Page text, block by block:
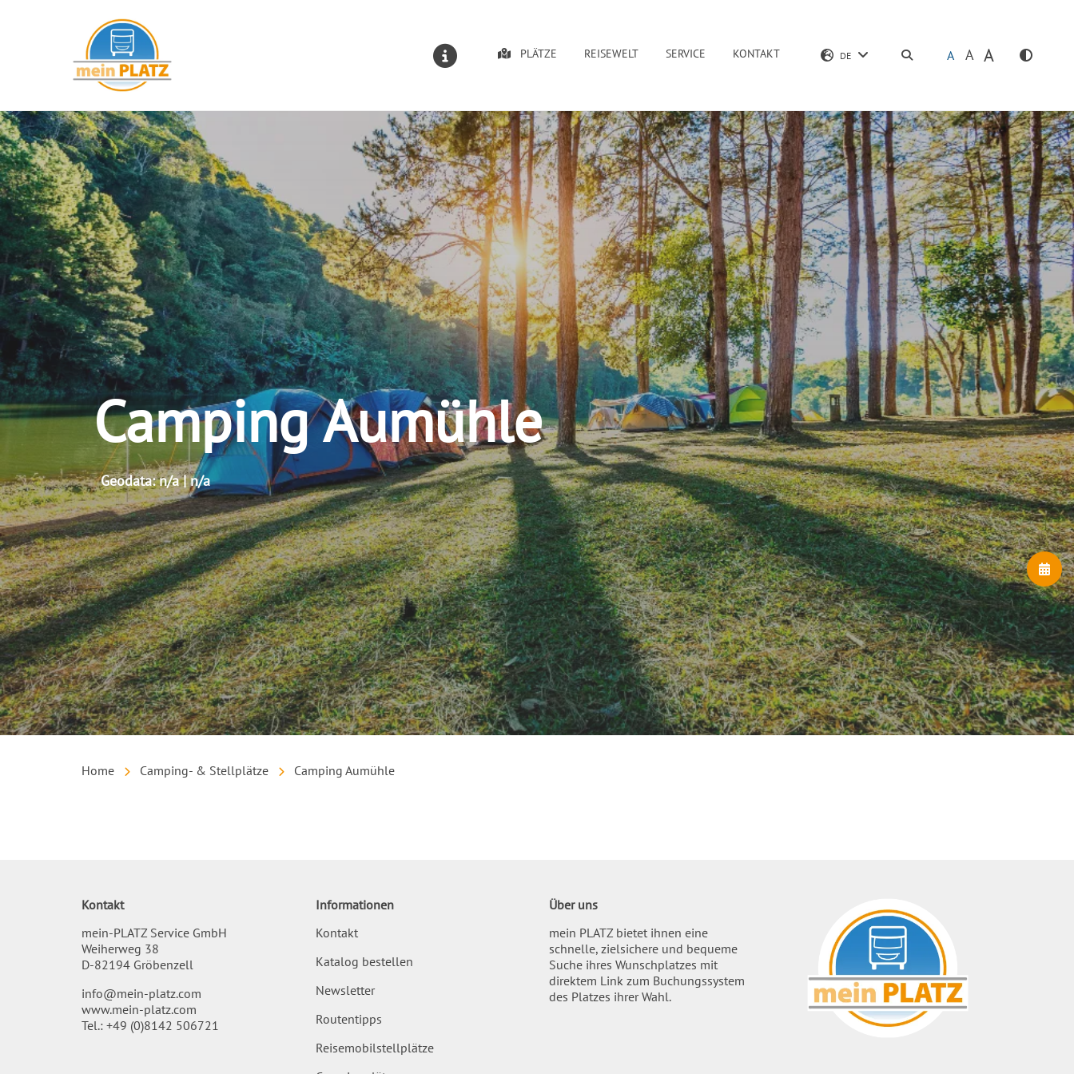
PLÄTZE REISEWELT SERVICE KONTAKT DE SUCHENA A A
Camping Aumühle
Geodata: n/a | n/a
Home Camping- & Stellplätze Camping Aumühle
Kontakt
mein-PLATZ Service GmbH
Weiherweg 38
D-82194 Gröbenzell
info@mein-platz.com
www.mein-platz.com
Tel.: +49 (0)8142 506721
Informationen
Kontakt
Katalog bestellen
Newsletter
Routentipps
Reisemobilstellplätze
Über uns
mein PLATZ bietet ihnen eine
schnelle, zielsichere und bequeme
Suche ihres Wunschplatzes mit
direktem Link zum Buchungssystem
des Platzes ihrer Wahl.